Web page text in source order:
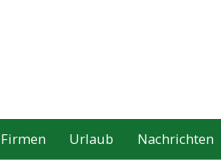
Firmen Urlaub Nachrichten